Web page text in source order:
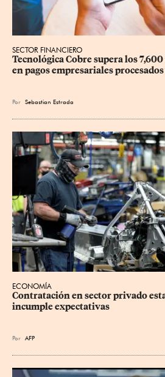
SECTOR FINANCIERO
Tecnológica Cobre supera los
en pagos empresariales
Por Sebastian Estrada
ECONOMÍA
Contratación en sector privado
incumple expectativas
Por AFP